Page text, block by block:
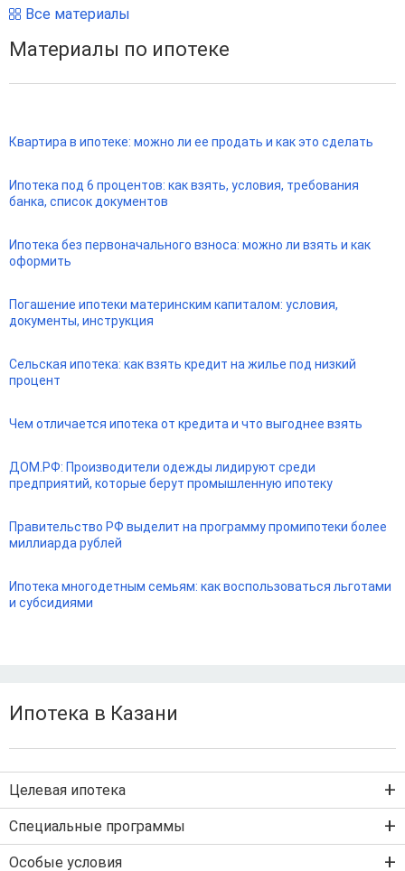
Все материалы
Материалы по ипотеке
Квартира в ипотеке: можно ли ее продать и как это сделать
Ипотека под 6 процентов: как взять, условия, требования
банка, список документов
Ипотека без первоначального взноса: можно ли взять и как
оформить
Погашение ипотеки материнским капиталом: условия,
документы, инструкция
Сельская ипотека: как взять кредит на жилье под низкий
процент
Чем отличается ипотека от кредита и что выгоднее взять
ДОМ.РФ: Производители одежды лидируют среди
предприятий, которые берут промышленную ипотеку
Правительство РФ выделит на программу промипотеки более
миллиарда рублей
Ипотека многодетным семьям: как воспользоваться льготами
и субсидиями
Ипотека в Казани
Целевая ипотека
Ипотека на вторичку
Специальные программы
Особые условия